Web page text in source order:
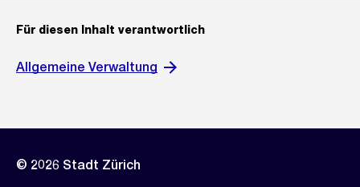
Für diesen Inhalt verantwortlich
Allgemeine Verwaltung
© 2026 Stadt Zürich